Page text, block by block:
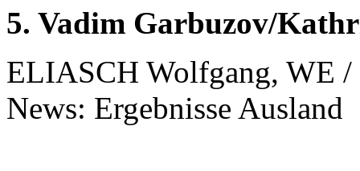
5. Vadim Garbuzov/
ELIASCH Wolfgang, WE /
News: Ergebnisse Ausland